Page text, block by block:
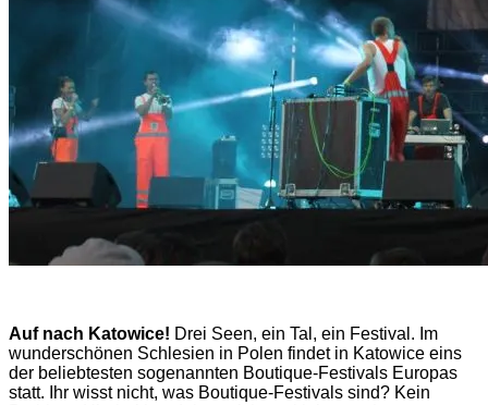
Auf nach Katowice! Drei Seen, ein Tal, ein Festival. Im
wunderschönen Schlesien in Polen findet in Katowice eins
der beliebtesten sogenannten Boutique-Festivals Europas
statt. Ihr wisst nicht, was Boutique-Festivals sind? Kein